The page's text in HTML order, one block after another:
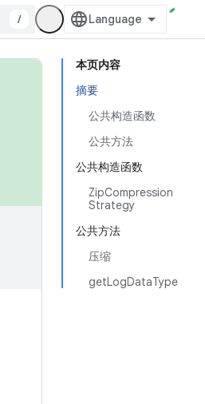
/
本页内容
摘要
公共构造函数
公共方法
公共构造函数
ZipCompression
Strategy
公共方法
压缩
getLogDataType